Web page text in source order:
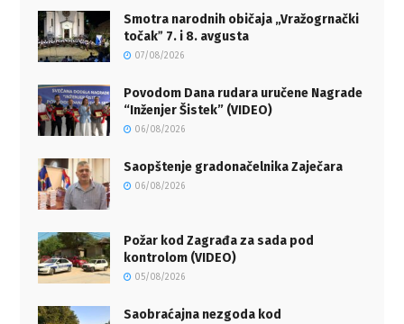
Smotra narodnih običaja „Vražogrnački
točakˮ 7. i 8. avgusta
07/08/2026
Povodom Dana rudara uručene Nagrade
“Inženjer Šistek” (VIDEO)
06/08/2026
Saopštenje gradonačelnika Zaječara
06/08/2026
Požar kod Zagrađa za sada pod
kontrolom (VIDEO)
05/08/2026
Saobraćajna nezgoda kod